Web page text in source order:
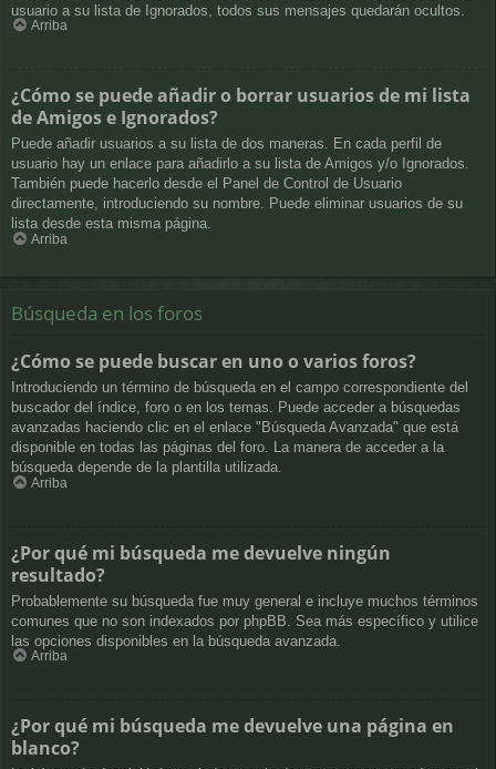
usuario a su lista de Ignorados, todos sus mensajes quedarán ocultos.
Arriba
¿Cómo se puede añadir o borrar usuarios de mi lista
de Amigos e Ignorados?
Puede añadir usuarios a su lista de dos maneras. En cada perfil de
usuario hay un enlace para añadirlo a su lista de Amigos y/o Ignorados.
También puede hacerlo desde el Panel de Control de Usuario
directamente, introduciendo su nombre. Puede eliminar usuarios de su
lista desde esta misma página.
Arriba
Búsqueda en los foros
¿Cómo se puede buscar en uno o varios foros?
Introduciendo un término de búsqueda en el campo correspondiente del
buscador del índice, foro o en los temas. Puede acceder a búsquedas
avanzadas haciendo clic en el enlace "Búsqueda Avanzada" que está
disponible en todas las páginas del foro. La manera de acceder a la
búsqueda depende de la plantilla utilizada.
Arriba
¿Por qué mi búsqueda me devuelve ningún
resultado?
Probablemente su búsqueda fue muy general e incluye muchos términos
comunes que no son indexados por phpBB. Sea más específico y utilice
las opciones disponibles en la búsqueda avanzada.
Arriba
¿Por qué mi búsqueda me devuelve una página en
blanco?